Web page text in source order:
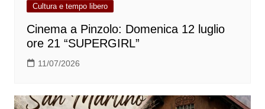
Cultura e tempo libero
Cinema a Pinzolo: Domenica 12 luglio
ore 21 “SUPERGIRL”
11/07/2026